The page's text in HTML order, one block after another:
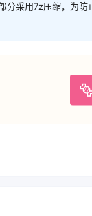
分采用7z压缩，为